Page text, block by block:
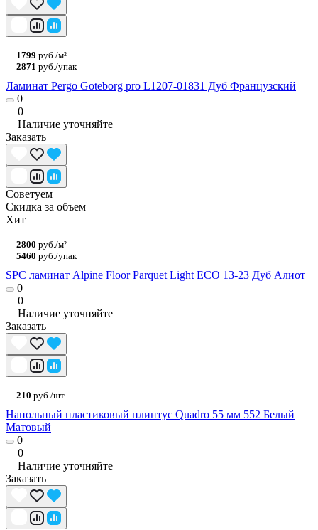
1799 руб./м²
2871 руб./упак
Ламинат Pergo Goteborg pro L1207-01831 Дуб Французский
0
0
Наличие уточняйте
Заказать
Советуем
Скидка за объем
Хит
2800 руб./м²
5460 руб./упак
SPC ламинат Alpine Floor Parquet Light ЕСО 13-23 Дуб Алиот
0
0
Наличие уточняйте
Заказать
210 руб./шт
Напольный пластиковый плинтус Quadro 55 мм 552 Белый
Матовый
0
0
Наличие уточняйте
Заказать